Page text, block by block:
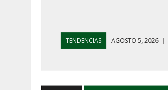
TENDENCIAS AGOSTO 4, 2026 |